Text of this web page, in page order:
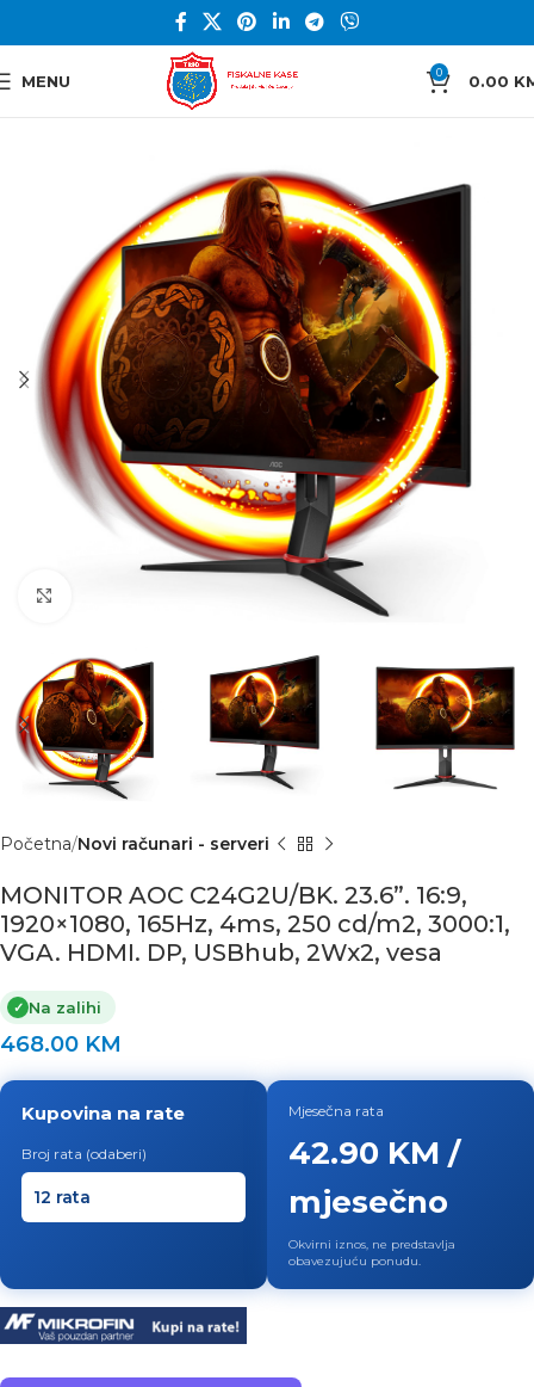
MENU 0 0.00
Početna Novi računari - serveri
MONITOR AOC C24G2U/BK. 23.6”. 16:9,
1920×1080, 165Hz, 4ms, 250 cd/m2, 3000:1,
VGA. HDMI. DP, USBhub, 2Wx2, vesa
✓ Na zalihi
468.00 KM
Kupovina na rate
Broj rata (odaberi)
Mjesečna rata
42.90 KM /
mjesečno
Okvirni iznos, ne predstavlja
obavezujuću ponudu.